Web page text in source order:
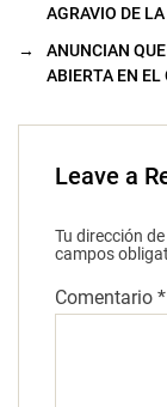
AGRAVIO DE
→
ANUNCIAN
ABIERTA EN EL
Leave a
Tu dirección
campos
Comentario *